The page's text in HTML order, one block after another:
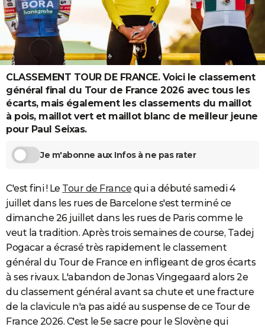
Destinations
City break
Voyage nature
Voyage de noces
Forum
Climat
+
PHOTO
GUIDES D'ACHAT
BONS PLANS
CARTE DE VOEUX
Carte de Noël
Carte Bonne année
Carte Saint-Valentin
Carte Pâques
Carte d'anniversaire
DICTIONNAIRE
Dictionnaire
Biographies
Citations
Expressions
Proverbes
PROGRAMME TV
COPAINS D'AVANT
AVIS DE DÉCÈS
FORUM
Bricolage
Lifestyle
Culture
Television
Voyage
Cinema
CLASSEMENT TOUR DE FRANCE. Voici le classement
général final du Tour de France 2026 avec tous les
écarts, mais également les classements du maillot
à pois, maillot vert et maillot blanc de meilleur jeune
pour Paul Seixas.
Je m'abonne aux Infos à ne pas rater
C'est fini ! Le Tour de France qui a débuté samedi 4
juillet dans les rues de Barcelone s'est terminé ce
dimanche 26 juillet dans les rues de Paris comme le
veut la tradition. Après trois semaines de course, Tadej
Pogacar a écrasé très rapidement le classement
général du Tour de France en infligeant de gros écarts
à ses rivaux. L'abandon de Jonas Vingegaard alors 2e
du classement général avant sa chute et une fracture
de la clavicule n'a pas aidé au suspense de ce Tour de
France 2026. C'est le 5e sacre pour le Slovène qui